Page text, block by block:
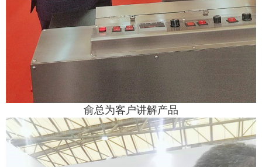
俞总为客户讲解产品